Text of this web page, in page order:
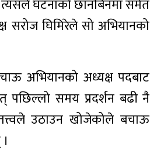
घटनाको छानबिनमा समेत
सरोज घिमिरेले सो अभियानको
अभियानको अध्यक्ष पदबाट
पछिल्लो समय प्रदर्शन बढी नै
उठाउन खोजेकोले बचाऊ